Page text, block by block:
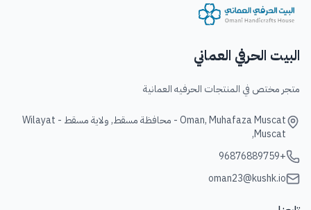
البيت الحرفي العماني
متجر مختص في المنتجات الحرفيه العمانية
Oman, Muhafaza Muscat - محافظة مسقط, ولاية مسقط - Wilayat
Muscat,
+96876889759
oman23@kushk.io